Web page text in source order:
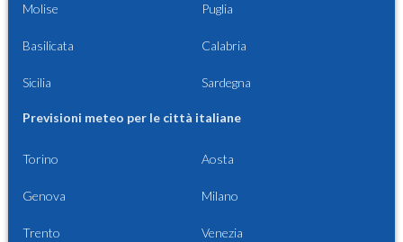
Molise Puglia
Basilicata Calabria
Sicilia Sardegna
Previsioni meteo per le città italiane
Torino Aosta
Genova Milano
Trento Venezia